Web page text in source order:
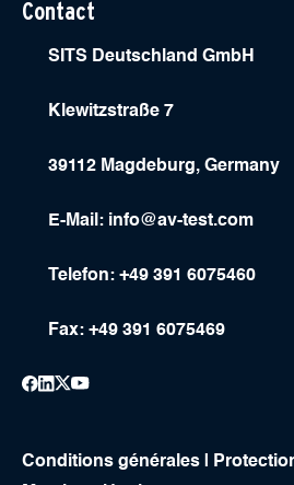
Contact
SITS Deutschland GmbH
Klewitzstraße 7
39112 Magdeburg, Germany
E-Mail: info@av-test.com
Telefon: +49 391 6075460
Fax: +49 391 6075469
Conditions générales |